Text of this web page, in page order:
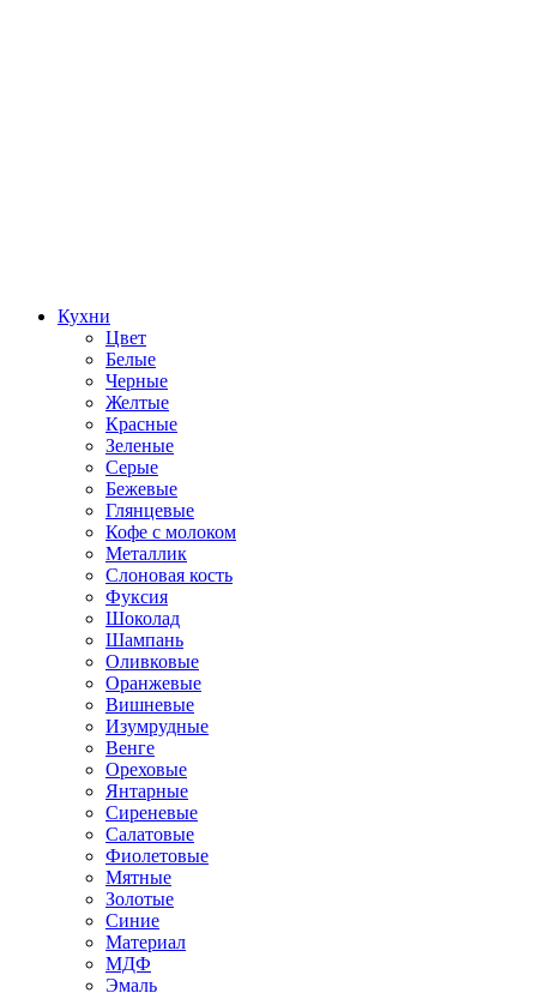
Кухни
Цвет
Белые
Черные
Желтые
Красные
Зеленые
Серые
Бежевые
Глянцевые
Кофе с молоком
Металлик
Слоновая кость
Фуксия
Шоколад
Шампань
Оливковые
Оранжевые
Вишневые
Изумрудные
Венге
Ореховые
Янтарные
Сиреневые
Салатовые
Фиолетовые
Мятные
Золотые
Синие
Материал
МДФ
Эмаль